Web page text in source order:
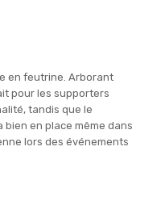
en feutrine. Arborant
pour les supporters
tandis que le
en place même dans
lors des événements